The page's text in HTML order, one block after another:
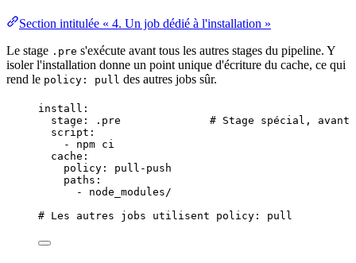
Section intitulée « 4. Un job dédié à l'installation »
Le stage .pre s'exécute avant tous les autres stages du pipeline. Y
isoler l'installation donne un point unique d'écriture du cache, ce qui
rend le policy: pull des autres jobs sûr.
install :
stage : .pre
# Stage spécial,
script :
- npm ci
cache :
policy : pull-push
paths :
- node_modules/
# Les autres jobs utilisent policy: pull